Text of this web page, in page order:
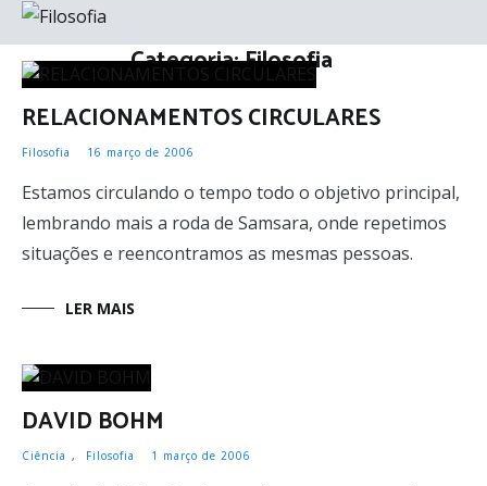
Categoria:Filosofia
RELACIONAMENTOS CIRCULARES
Filosofia 16 março de 2006
Estamos circulando o tempo todo o objetivo principal,
lembrando mais a roda de Samsara, onde repetimos
situações e reencontramos as mesmas pessoas.
LER MAIS
DAVID BOHM
Ciência , Filosofia 1 março de 2006